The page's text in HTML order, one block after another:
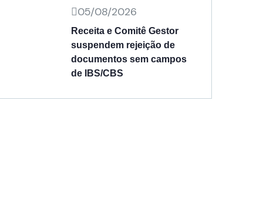
05/08/2026
Receita e Comitê Gestor
suspendem rejeição de
documentos sem campos
de IBS/CBS